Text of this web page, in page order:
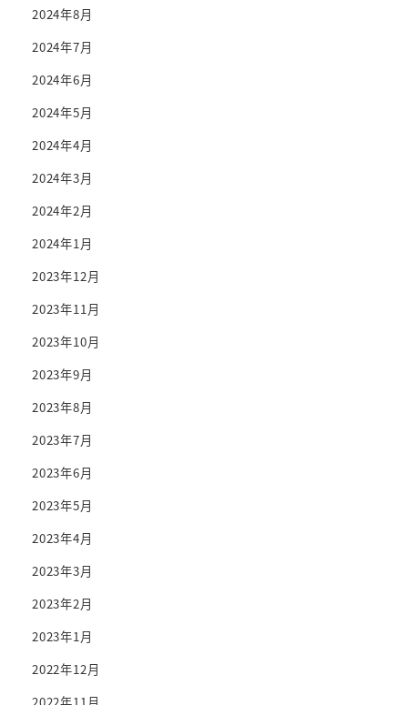
2024年8月
2024年7月
2024年6月
2024年5月
2024年4月
2024年3月
2024年2月
2024年1月
2023年12月
2023年11月
2023年10月
2023年9月
2023年8月
2023年7月
2023年6月
2023年5月
2023年4月
2023年3月
2023年2月
2023年1月
2022年12月